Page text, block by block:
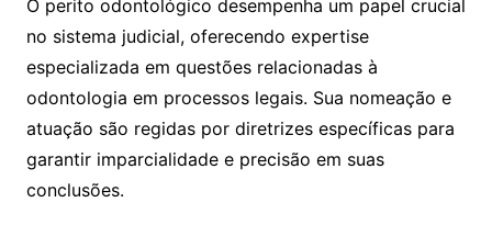
O perito odontológico desempenha um papel crucial
no sistema judicial, oferecendo expertise
especializada em questões relacionadas à
odontologia em processos legais. Sua nomeação e
atuação são regidas por diretrizes específicas para
garantir imparcialidade e precisão em suas
conclusões.